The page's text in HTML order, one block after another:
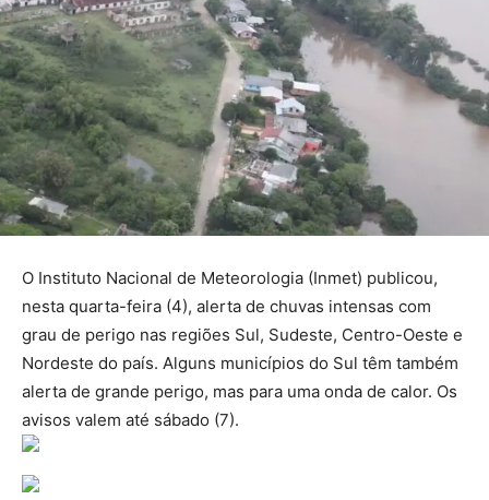
O Instituto Nacional de Meteorologia (Inmet) publicou,
nesta quarta-feira (4), alerta de chuvas intensas com
grau de perigo nas regiões Sul, Sudeste, Centro-Oeste e
Nordeste do país. Alguns municípios do Sul têm também
alerta de grande perigo, mas para uma onda de calor. Os
avisos valem até sábado (7).